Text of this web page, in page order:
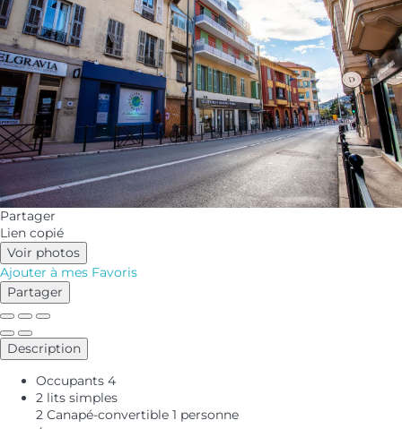
Partager
Lien copié
Voir photos
Ajouter à mes Favoris
Partager
Description
Occupants 4
2 lits simples
2 Canapé-convertible 1 personne